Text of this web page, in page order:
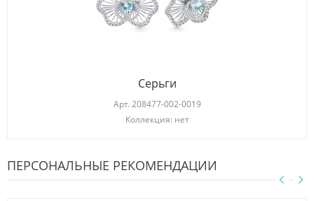
Серьги
Арт. 208477-002-0019
Коллекция: нет
ПЕРСОНАЛЬНЫЕ РЕКОМЕНДАЦИИ